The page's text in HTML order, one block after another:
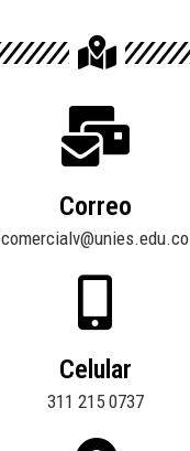
Correo
comercialv@unies.edu.co
Celular
311 215 0737